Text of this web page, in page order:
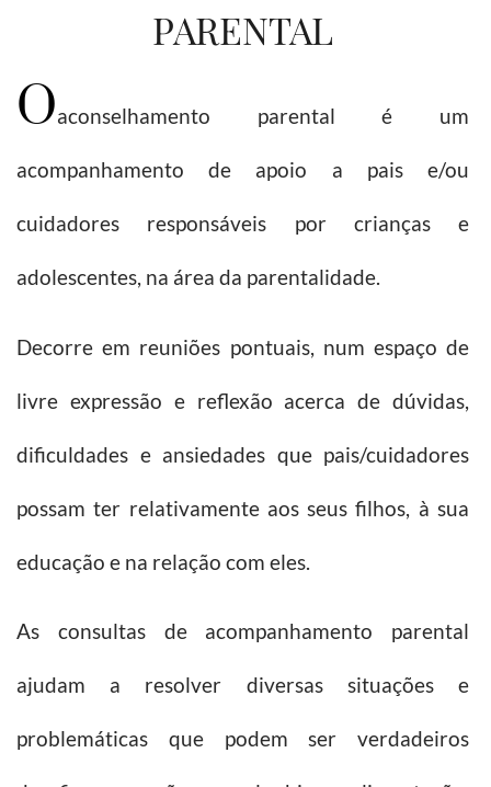
PARENTAL
Oaconselhamento parental é um
acompanhamento de apoio a pais e/ou
cuidadores responsáveis por crianças e
adolescentes, na área da parentalidade.
Decorre em reuniões pontuais, num espaço de
livre expressão e reflexão acerca de dúvidas,
dificuldades e ansiedades que pais/cuidadores
possam ter relativamente aos seus filhos, à sua
educação e na relação com eles.
As consultas de acompanhamento parental
ajudam a resolver diversas situações e
problemáticas que podem ser verdadeiros